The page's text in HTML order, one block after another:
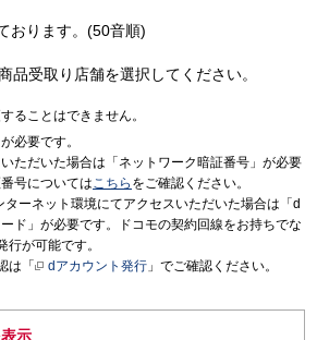
おります。(50音順)
品受取り店舗を選択してください。
ることはできません。
必要です。
ただいた場合は「ネットワーク暗証番号」が必要
号についてはこちら をご確認ください。
ーネット環境にてアクセスいただいた場合は「d
ド」が必要です。ドコモの契約回線をお持ちでな
行が可能です。
は「
dアカウント発行 」でご確認ください。
示